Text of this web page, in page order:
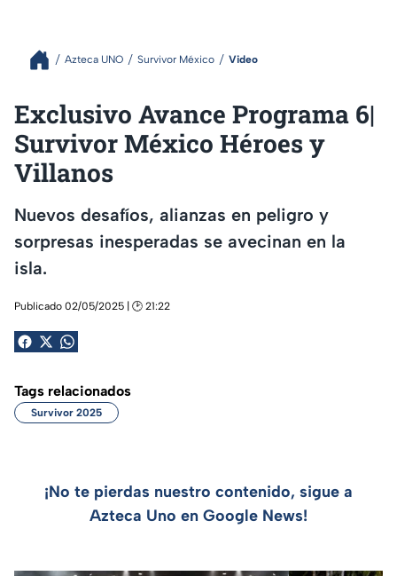
Azteca UNO Survivor México Video
Exclusivo Avance Programa 6|
Survivor México Héroes y
Villanos
Nuevos desafíos, alianzas en peligro y
sorpresas inesperadas se avecinan en la
isla.
Publicado 02/05/2025 | 🕑 21:22
Tags relacionados
Survivor 2025
¡No te pierdas nuestro contenido, sigue a
Azteca Uno en Google News!